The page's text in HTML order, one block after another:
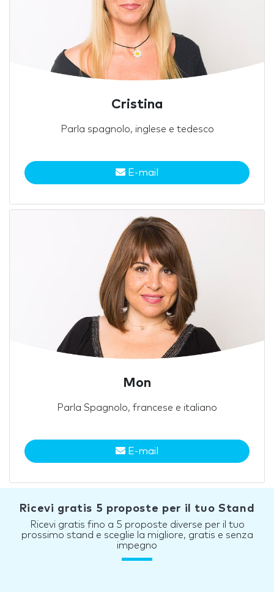
Cristina
Parla spagnolo, inglese e tedesco
E-mail
Mon
Parla Spagnolo, francese e italiano
E-mail
Ricevi gratis 5 proposte per il tuo Stand
Ricevi gratis fino a 5 proposte diverse per il tuo
prossimo stand e sceglie la migliore, gratis e senza
impegno